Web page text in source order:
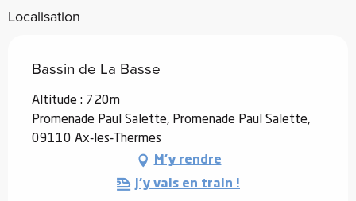
Localisation
Bassin de La Basse
Altitude : 720m
Promenade Paul Salette, Promenade Paul Salette,
09110 Ax-les-Thermes
M'y rendre
J'y vais en train !